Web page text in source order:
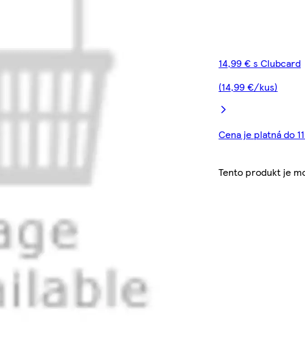
14,99 € s Clubcard
(14,99 €/kus)
Cena je platná do
Tento produkt je